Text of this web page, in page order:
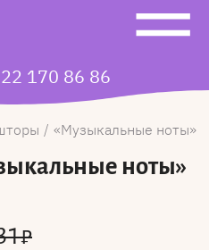
170 86 86
Музыкальные ноты
ноты»
₽